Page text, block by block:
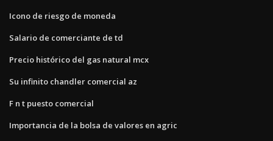
Icono de riesgo de moneda
Salario de comerciante de td
Precio histórico del gas natural mcx
Su infinito chandler comercial az
F n t puesto comercial
Importancia de la bolsa de valores en agric